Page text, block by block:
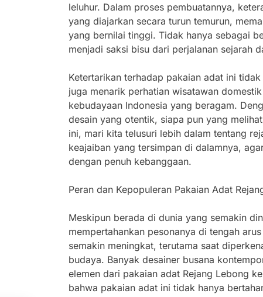
leluhur. Dalam proses pembuatannya,
yang diajarkan secara turun temurun,
yang bernilai tinggi. Tidak hanya sebagai
menjadi saksi bisu dari perjalanan sejarah
Ketertarikan terhadap pakaian adat ini
juga menarik perhatian wisatawan
kebudayaan Indonesia yang beragam.
desain yang otentik, siapa pun yang
ini, mari kita telusuri lebih dalam tentang
keajaiban yang tersimpan di dalamnya,
dengan penuh kebanggaan.
Peran dan Kepopuleran Pakaian Adat
Meskipun berada di dunia yang semakin
mempertahankan pesonanya di tengah
semakin meningkat, terutama saat
budaya. Banyak desainer busana
elemen dari pakaian adat Rejang Lebong
bahwa pakaian adat ini tidak hanya